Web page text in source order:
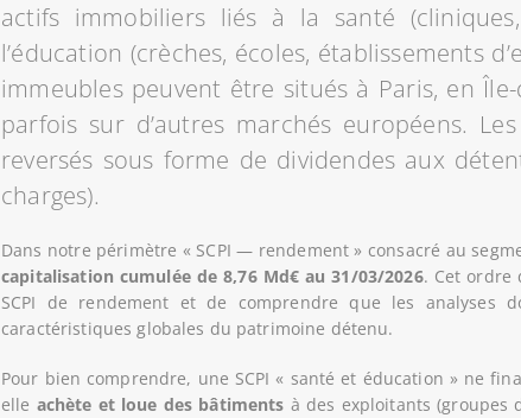
actifs immobiliers liés à la santé
l’éducation (crèches, écoles, établissements
immeubles peuvent être situés à Paris, en
parfois sur d’autres marchés européens.
reversés sous forme de dividendes aux
charges).
Dans notre périmètre « SCPI — rendement » consacré au
capitalisation cumulée de 8,76 Md€ au 31/03/2026. Cet ordre
SCPI de rendement et de comprendre que les
caractéristiques globales du patrimoine détenu.
Pour bien comprendre, une SCPI « santé et éducation » ne
elle achète et loue des bâtiments à des exploitants (groupes